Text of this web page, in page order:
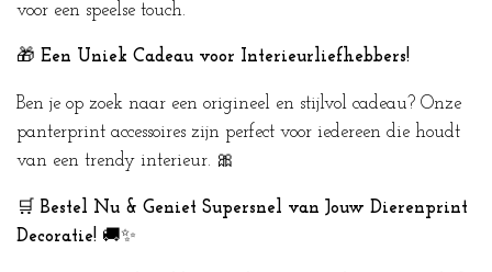
voor een speelse touch.
🎁 Een Uniek Cadeau voor Interieurliefhebbers!
Ben je op zoek naar een origineel en stijlvol cadeau? Onze
panterprint accessoires zijn perfect voor iedereen die houdt
van een trendy interieur. 🎀
🛒 Bestel Nu & Geniet Supersnel van Jouw Dierenprint
Decoratie! 🚚✨